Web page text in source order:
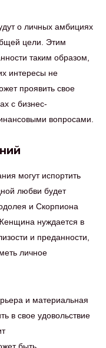
о личных амбициях
цели. Этим
таким образом,
интересы не
проявить свое
с бизнес-
вопросами.
могут испортить
любви будет
и Скорпиона
нуждается в
и преданности,
личное
и материальная
в свое удовольствие